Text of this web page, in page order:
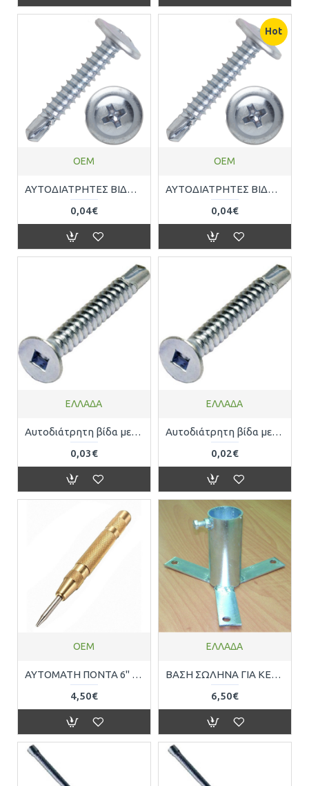
OEM
ΑΥΤΟΔΙΑΤΡΗΤΕΣ ΒΙΔΕΣ ΣΤΑΥΡΟΥ ΜΕ ΦΑΡΔΙ ΚΕΦΑΛΙ 4,2mmx25mm OEM 300459
0,04€
Hot
OEM
ΑΥΤΟΔΙΑΤΡΗΤΕΣ ΒΙΔΕΣ ΣΤΑΥΡΟΥ ΜΕ ΦΑΡΔΙ ΚΕΦΑΛΙ 4,2mmx32mm OEM 300466
0,04€
ΕΛΛΑΔΑ
Αυτοδιάτρητη βίδα με τετράγωνο κεφάλι 8 x 3/4 ( 4.2 x 19 ) 7982642019
0,03€
ΕΛΛΑΔΑ
Αυτοδιάτρητη βίδα με τετράγωνο κεφάλι 8 x 5/8 ( 4.2 x 16 ) 7982642016
0,02€
OEM
ΑΥΤΟΜΑΤΗ ΠΟΝΤΑ 6" 6100022
4,50€
ΕΛΛΑΔΑ
ΒΑΣΗ ΣΩΛΗΝΑ ΓΙΑ ΚΕΡΑΙΑ ΓΑΛΒΑΝΙΖΕ Κ-82 Φ45mm 01119
6,50€